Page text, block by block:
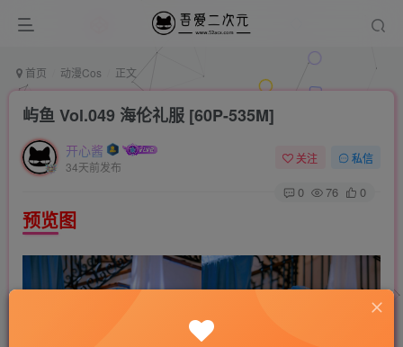
首页 动漫Cos 正文
屿鱼 Vol.049 海伦礼服 [60P-535M]
开心酱
34天前发布
关注 私信
0 76 0
预览图